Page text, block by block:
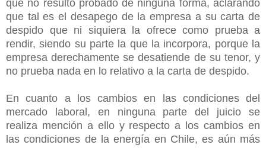
que no resultó probado de ninguna forma, aclarando
que tal es el desapego de la empresa a su carta de
despido que ni siquiera la ofrece como prueba a
rendir, siendo su parte la que la incorpora, porque la
empresa derechamente se desatiende de su tenor, y
no prueba nada en lo relativo a la carta de despido.
En cuanto a los cambios en las condiciones del
mercado laboral, en ninguna parte del juicio se
realiza mención a ello y respecto a los cambios en
las condiciones de la energía en Chile, es aún más